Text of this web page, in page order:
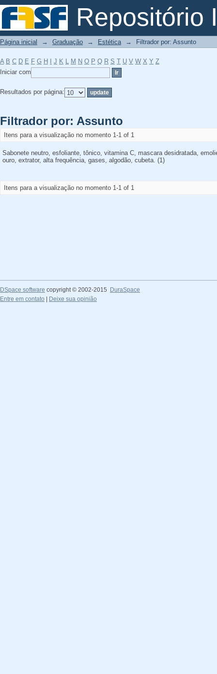
Repositório
Filtrador por: Assunto
Página inicial → Graduação → Estética → Filtrador por: Assunto
A B C D E F G H J K L M N O P Q R S T U V W X Y Z
Iniciar com
Resultados por página:
Filtrador por: Assunto
Itens para a visualização no momento 1-1 of 1
Sabonete neutro, esfoliante, tônico, vitamina C, mascara desidratada,
ouro, extrator, alta frequência, gases, algodão, cubeta. (1)
Itens para a visualização no momento 1-1 of 1
DSpace software copyright © 2002-2015
DuraSpace
Entre em contato
Deixe sua opinião